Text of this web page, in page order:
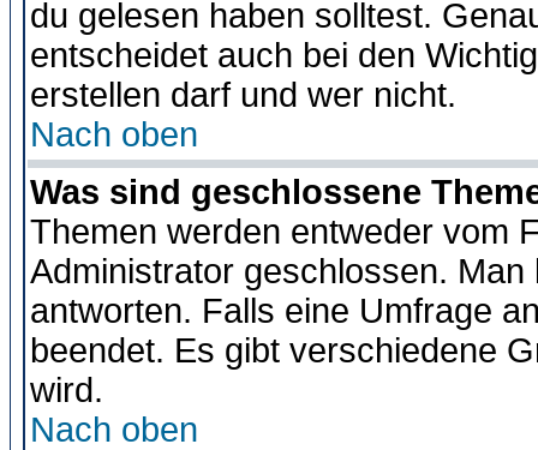
du gelesen haben solltest.
entscheidet auch bei den
erstellen darf und wer nicht.
Nach oben
Was sind geschlossene
Themen werden entweder vom
Administrator geschlossen.
antworten. Falls eine Umfrage
beendet. Es gibt verschiedene
wird.
Nach oben